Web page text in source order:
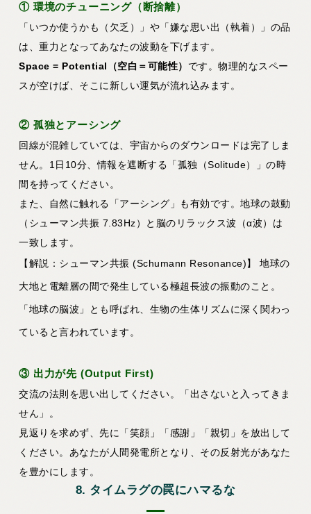
① 環境のチューニング（断捨離）
「いつか使うかも（欠乏）」や「嫌な思い出（執着）」の品
は、重力となってあなたの波動を下げます。
Space = Potential（空白＝可能性） です。物理的なスペー
スが空けば、そこに新しい運気が流れ込みます。
② 孤独とアーシング
回線が混雑していては、宇宙からのダウンロードは完了しま
せん。1日10分、情報を遮断する「孤独（Solitude）」の時
間を持ってください。
また、自然に触れる「アーシング」も有効です。地球の鼓動
（シューマン共振 7.83Hz）と脳のリラックス波（α波）は
一致します。
【解説：シューマン共振 (Schumann Resonance)】
地球の
大地と電離層の間で発生している極超長波の振動のこと。
「地球の脳波」とも呼ばれ、生物の生体リズムに深く関わっ
ていると言われています。
③ 出力が先 (Output First)
交流の法則を思い出してください。「出さないと入ってきま
せん」。
見返りを求めず、先に「笑顔」「感謝」「親切」を放出して
ください。あなたが人間発電所となり、その反射光があなた
を豊かにします。
8. タイムラグの罠にハマるな